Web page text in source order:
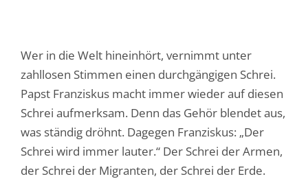
Wer in die Welt hineinhört, vernimmt unter
zahllosen Stimmen einen durchgängigen Schrei.
Papst Franziskus macht immer wieder auf diesen
Schrei aufmerksam. Denn das Gehör blendet aus,
was ständig dröhnt. Dagegen Franziskus: „Der
Schrei wird immer lauter.“ Der Schrei der Armen,
der Schrei der Migranten, der Schrei der Erde.